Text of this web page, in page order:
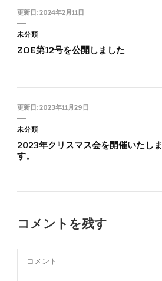
更新日:2024年2月11日
未分類
ZOE第12号を公開しました
更新日:2023年11月29日
未分類
2023年クリスマス会を開催いたしま
す。
コメントを残す